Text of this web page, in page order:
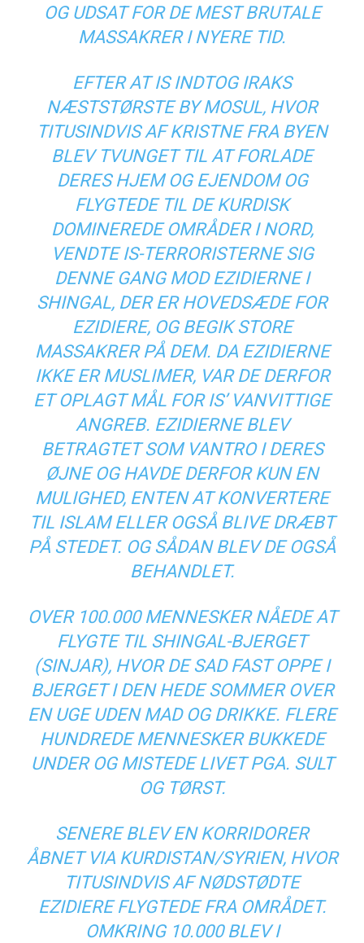
OG UDSAT FOR DE MEST BRUTALE
MASSAKRER I NYERE TID.
EFTER AT IS INDTOG IRAKS
NÆSTSTØRSTE BY MOSUL, HVOR
TITUSINDVIS AF KRISTNE FRA BYEN
BLEV TVUNGET TIL AT FORLADE
DERES HJEM OG EJENDOM OG
FLYGTEDE TIL DE KURDISK
DOMINEREDE OMRÅDER I NORD,
VENDTE IS-TERRORISTERNE SIG
DENNE GANG MOD EZIDIERNE I
SHINGAL, DER ER HOVEDSÆDE FOR
EZIDIERE, OG BEGIK STORE
MASSAKRER PÅ DEM. DA EZIDIERNE
IKKE ER MUSLIMER, VAR DE DERFOR
ET OPLAGT MÅL FOR IS’ VANVITTIGE
ANGREB. EZIDIERNE BLEV
BETRAGTET SOM VANTRO I DERES
ØJNE OG HAVDE DERFOR KUN EN
MULIGHED, ENTEN AT KONVERTERE
TIL ISLAM ELLER OGSÅ BLIVE DRÆBT
PÅ STEDET. OG SÅDAN BLEV DE OGSÅ
BEHANDLET.
OVER 100.000 MENNESKER NÅEDE AT
FLYGTE TIL SHINGAL-BJERGET
(SINJAR), HVOR DE SAD FAST OPPE I
BJERGET I DEN HEDE SOMMER OVER
EN UGE UDEN MAD OG DRIKKE. FLERE
HUNDREDE MENNESKER BUKKEDE
UNDER OG MISTEDE LIVET PGA. SULT
OG TØRST.
SENERE BLEV EN KORRIDORER
ÅBNET VIA KURDISTAN/SYRIEN, HVOR
TITUSINDVIS AF NØDSTØDTE
EZIDIERE FLYGTEDE FRA OMRÅDET.
OMKRING 10.000 BLEV I